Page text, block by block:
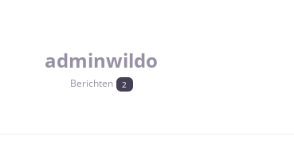
adminwildo
Berichten 2